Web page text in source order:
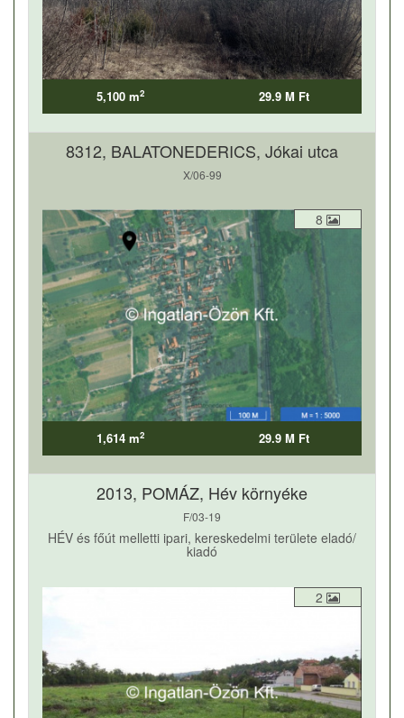
5,100 m2 29.9 M Ft
8312, BALATONEDERICS, Jókai utca
X/06-99
8
1,614 m2 29.9 M Ft
2013, POMÁZ, Hév környéke
F/03-19
HÉV és főút melletti ipari, kereskedelmi területe eladó/
kiadó
2